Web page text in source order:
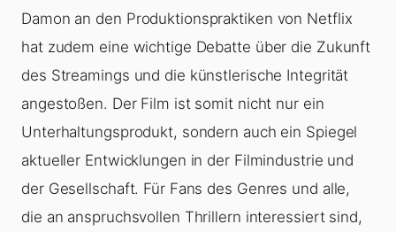
Damon an den Produktionspraktiken von Netflix
hat zudem eine wichtige Debatte über die Zukunft
des Streamings und die künstlerische Integrität
angestoßen. Der Film ist somit nicht nur ein
Unterhaltungsprodukt, sondern auch ein Spiegel
aktueller Entwicklungen in der Filmindustrie und
der Gesellschaft. Für Fans des Genres und alle,
die an anspruchsvollen Thrillern interessiert sind,